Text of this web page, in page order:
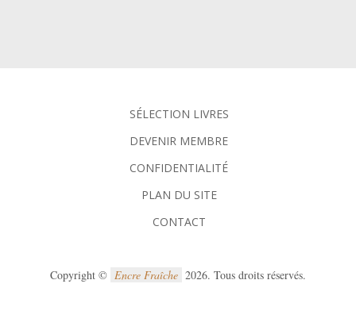
SÉLECTION LIVRES
DEVENIR MEMBRE
CONFIDENTIALITÉ
PLAN DU SITE
CONTACT
Copyright © Encre Fraîche 2026. Tous droits réservés.